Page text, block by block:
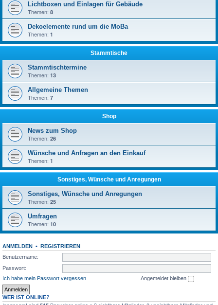
Lichtboxen und Einlagen für Gebäude
Themen: 8
Dekoelemente rund um die MoBa
Themen: 1
Stammtische
Stammtischtermine
Themen: 13
Allgemeine Themen
Themen: 7
Shop
News zum Shop
Themen: 26
Wünsche und Anfragen an den Einkauf
Themen: 1
Sonstiges, Wünsche und Anregungen
Sonstiges, Wünsche und Anregungen
Themen: 25
Umfragen
Themen: 10
ANMELDEN • REGISTRIEREN
Benutzername:
Passwort:
Ich habe mein Passwort vergessen
Angemeldet bleiben
WER IST ONLINE?